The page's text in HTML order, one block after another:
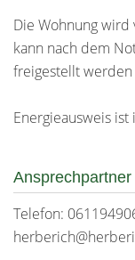
Die Wohnung
kann nach dem
freigestellt werden
Energieausweis
Ansprechpartner
Telefon: